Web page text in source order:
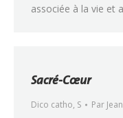
associée à la vie et
Sacré-Cœur
Dico catho, S Par